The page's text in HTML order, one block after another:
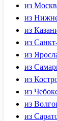
из
из
из
из
из
из
из
из
из
из